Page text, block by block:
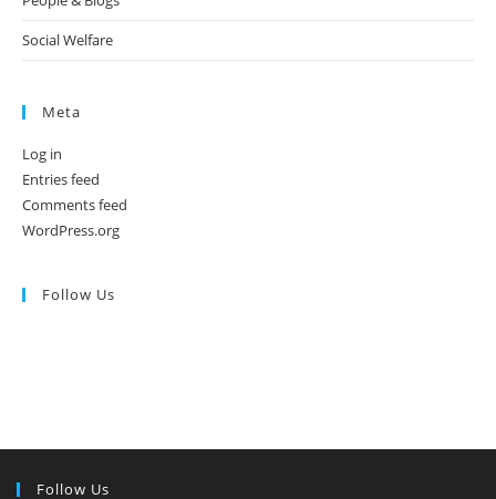
Social Welfare
Meta
Log in
Entries feed
Comments feed
WordPress.org
Follow Us
Follow Us